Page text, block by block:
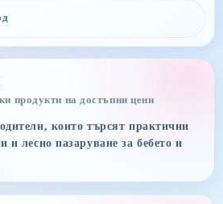
продукти на достъпни цени
които търсят практични
и лесно пазаруване за бебето и